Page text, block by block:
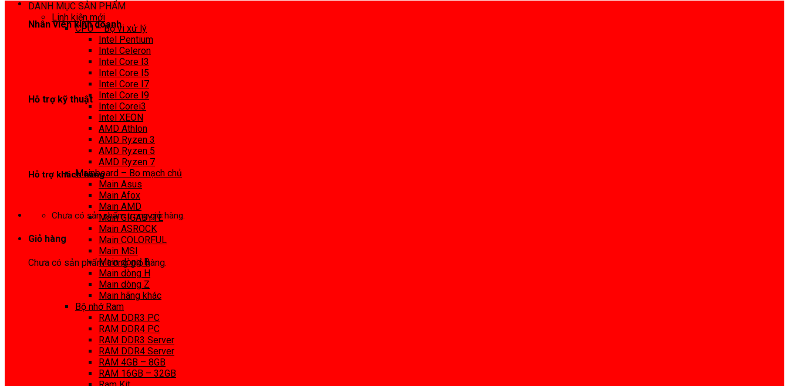
Nhân viên kinh doanh
Hỗ trợ kỹ thuật
Hỗ trợ khách hàng
Chưa có sản phẩm trong giỏ hàng.
Giỏ hàng
Chưa có sản phẩm trong giỏ hàng.
DANH MỤC SẢN PHẨM
Linh kiện mới
CPU – Bộ vi xử lý
Intel Pentium
Intel Celeron
Intel Core I3
Intel Core I5
Intel Core I7
Intel Core I9
Intel Corei3
Intel XEON
AMD Athlon
AMD Ryzen 3
AMD Ryzen 5
AMD Ryzen 7
Mainboard – Bo mạch chủ
Main Asus
Main Afox
Main AMD
Main GIGABYTE
Main ASROCK
Main COLORFUL
Main MSI
Main dòng B
Main dòng H
Main dòng Z
Main hãng khác
Bộ nhớ Ram
RAM DDR3 PC
RAM DDR4 PC
RAM DDR3 Server
RAM DDR4 Server
RAM 4GB – 8GB
RAM 16GB – 32GB